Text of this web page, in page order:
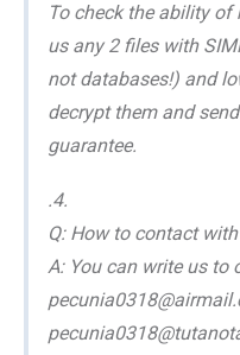
To check the ability of
us any 2 files with
not databases!) and
decrypt them and
guarantee.
.4.
Q: How to contact
A: You can write us to